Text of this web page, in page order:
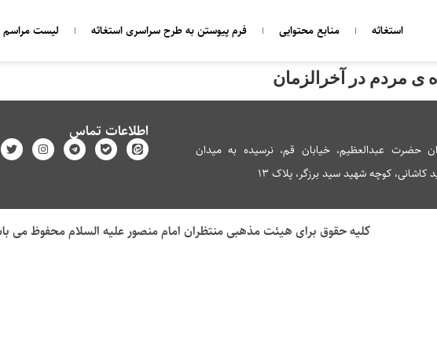
استغاثه منابع محتوایی فرم پیوستن به طرح سراسری استغاثه لیست مراسم
ی مردم در آخرالزمان
حضرت عبدالعظیم، خیابان قم، نرسیده به میدان
کاشانی، کوچه شهید سید برزگر، پلاک 13
اطلاعات تماس
کلیه حقوق برای هیئت مذهبی منتظران امام منصور علیه السلام محفوظ می